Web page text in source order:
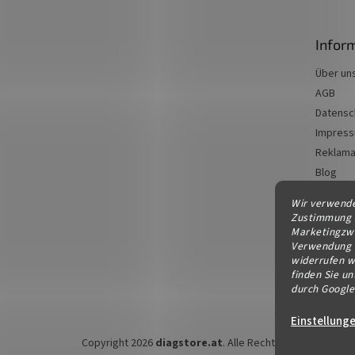
Wir
Zustimmung
widerrufen
finden Sie
durch Google
Über
AGB
Blog
Copyright 2026 diagstore.at. Alle Rechte vorbehalten.